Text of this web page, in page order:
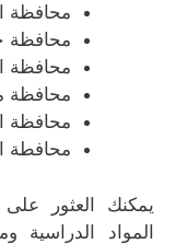
محافظة
محافظة
محافظة
محافظة
محافظة
محافطة
يمكنك العثور
المواد الدراسية